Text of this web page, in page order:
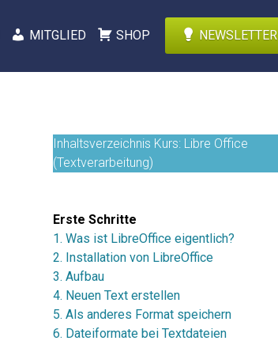
MITGLIED SHOP NEWSLETTER
Inhaltsverzeichnis Kurs: Libre Office
(Textverarbeitung)
Erste Schritte
1. Was ist LibreOffice eigentlich?
2. Installation von LibreOffice
3. Aufbau
4. Neuen Text erstellen
5. Als anderes Format speichern
6. Dateiformate bei Textdateien